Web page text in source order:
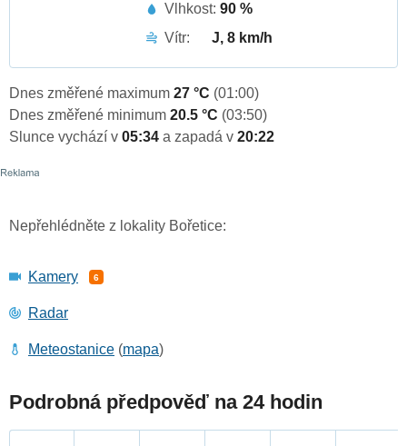
Vlhkost: 90 %
Vítr:
J, 8 km/h
Dnes změřené maximum 27 °C (01:00)
Dnes změřené minimum 20.5 °C (03:50)
Slunce vychází v 05:34 a zapadá v 20:22
Nepřehlédněte z lokality Bořetice:
Kamery 6
Radar
Meteostanice (mapa)
Podrobná předpověď na 24 hodin